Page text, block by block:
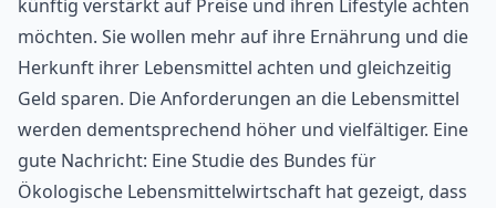
künftig verstärkt auf Preise und ihren Lifestyle achten
möchten. Sie wollen mehr auf ihre Ernährung und die
Herkunft ihrer Lebensmittel achten und gleichzeitig
Geld sparen. Die Anforderungen an die Lebensmittel
werden dementsprechend höher und vielfältiger. Eine
gute Nachricht: EineStudie des Bundes für
Ökologische Lebensmittelwirtschaft hat gezeigt, dass